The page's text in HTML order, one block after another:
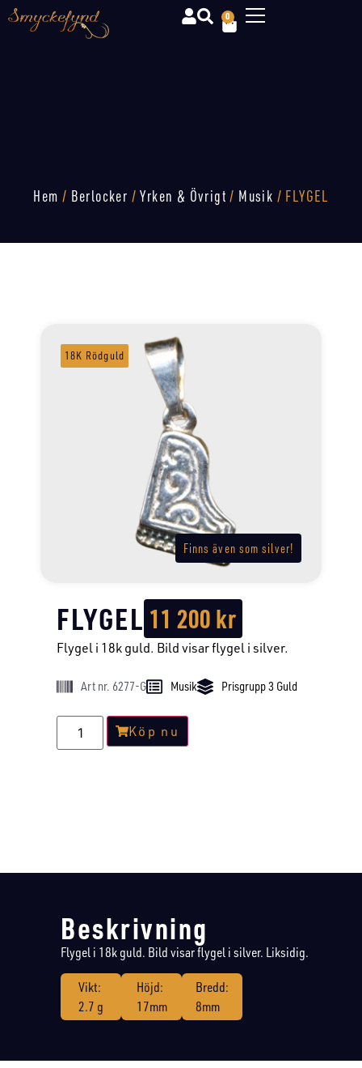
0
Hem / Berlocker /Yrken & Övrigt / Musik / FLYGEL
Finns även som silver!
18K Rödguld
FLYGEL 11 200kr
Flygel i 18k guld. Bild visar flygel i silver.
Art nr. 6277-G Musik Prisgrupp 3 Guld
Köp nu
Beskrivning
Flygel i 18k guld. Bild visar flygel i silver. Liksidig.
Vikt:
2.7 g
Höjd:
17mm
Bredd:
8mm